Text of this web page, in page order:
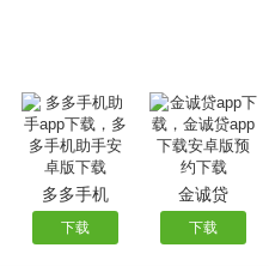
多多手机
下载
金诚贷
下载